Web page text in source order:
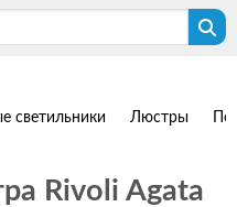
светильники Люстры
Rivoli Agata